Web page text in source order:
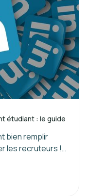
étudiant : le guide
bien remplir
les recruteurs !